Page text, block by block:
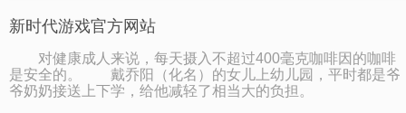
新时代游戏官方网站
对健康成人来说，每天摄入不超过400毫克咖啡因的咖啡
是安全的。 戴乔阳（化名）的女儿上幼儿园，平时都是爷
爷奶奶接送上下学，给他减轻了相当大的负担。